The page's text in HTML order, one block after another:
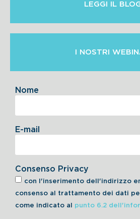
LEGGI IL
I NOSTRI
Consenso Privacy
con l'inserimento dell'indirizzo
consenso al trattamento dei dati
come indicato al punto 6.2
Nome
E-mail